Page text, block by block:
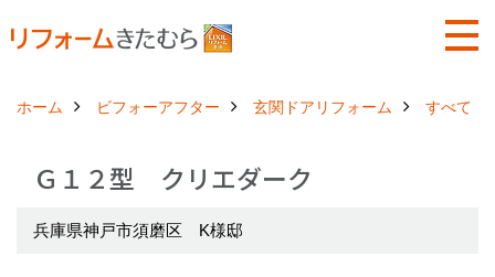
ホーム ビフォーアフター 玄関ドアリフォーム すべて
Ｇ１２型 クリエダーク
兵庫県神戸市須磨区 K様邸